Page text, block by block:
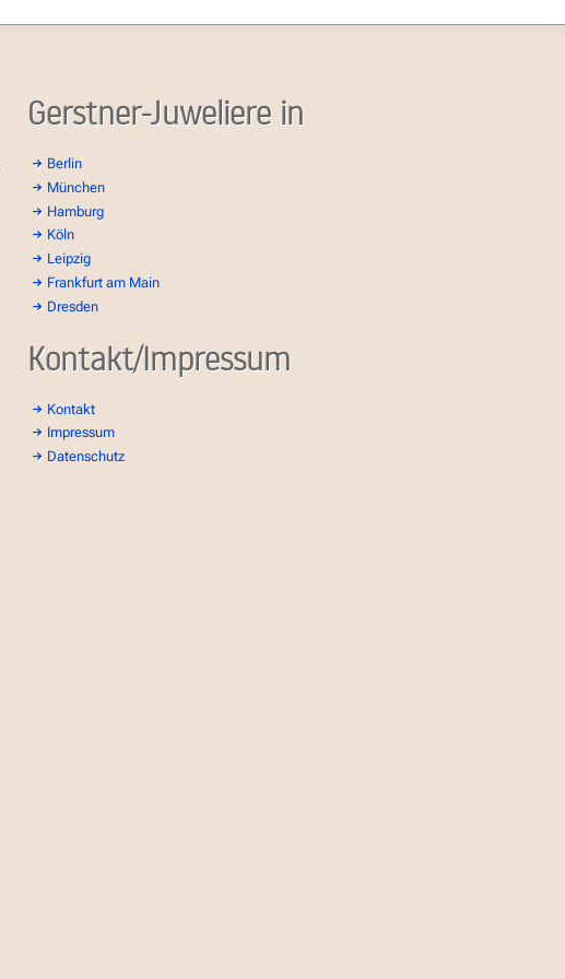
Gerstner-Juweliere in
Berlin
München
Hamburg
Köln
Leipzig
Frankfurt am Main
Dresden
Kontakt/Impressum
Kontakt
Impressum
Datenschutz